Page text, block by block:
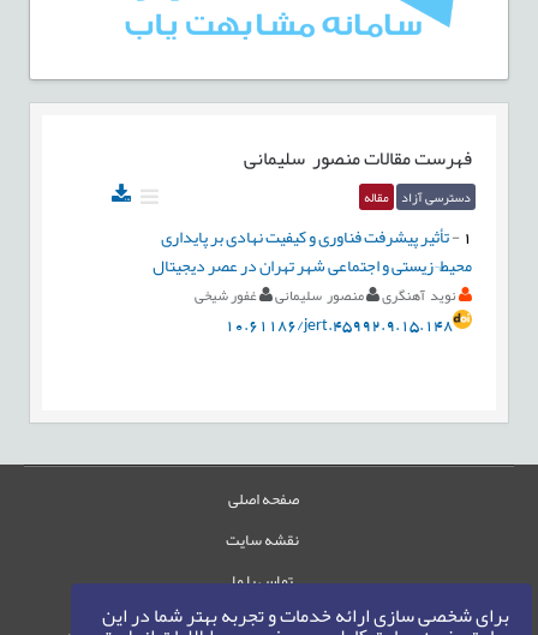
برای شخصی سازی ارائه خدمات و تجربه بهتر شما در این
فهرست مقالاتمنصور سلیمانی
دسترسی آزاد مقاله
-تأثیر پیشرفت فناوری و کیفیت نهادی بر پایداری
محیط¬زیستی و اجتماعی شهر تهران در عصر دیجیتال
نوید آهنگری منصور سلیمانی غفور شیخی
10.61186/jert.45992.9.15.148
صفحه اصلی
نقشه سایت
تماس با ما